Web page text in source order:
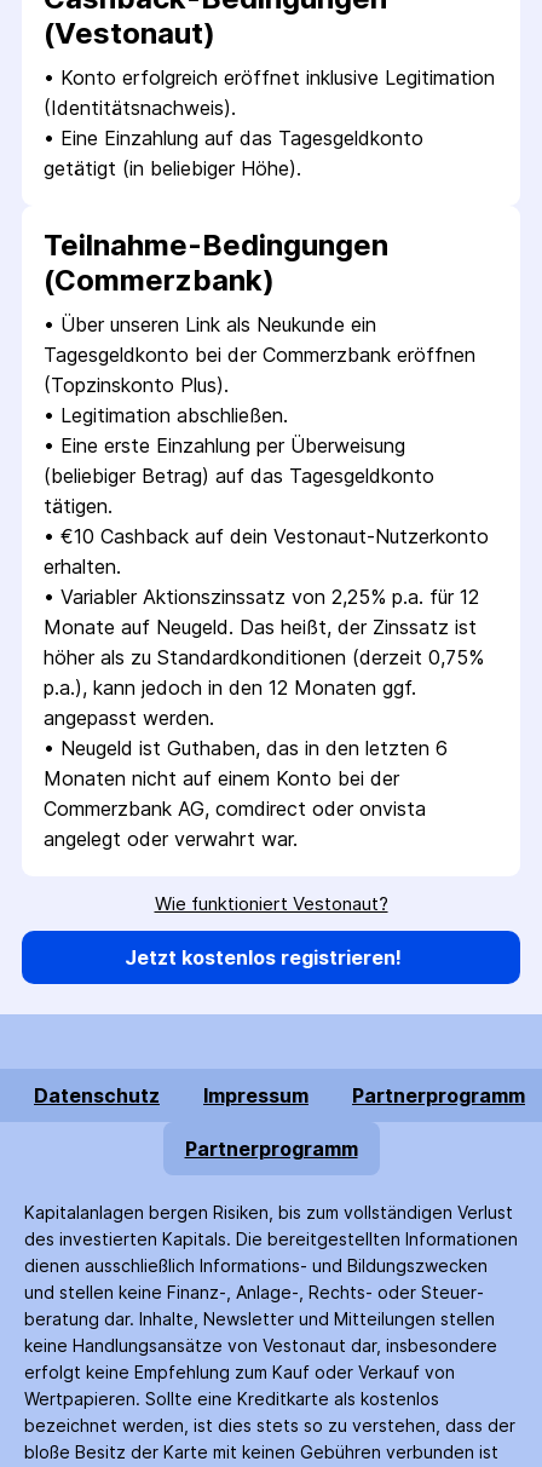
(Vestonaut)
• Konto erfolgreich eröffnet inklusive Legitimation
(Identitätsnachweis).
• Eine Einzahlung auf das Tagesgeldkonto
getätigt (in beliebiger Höhe).
Teilnahme-Bedingungen
(Commerzbank)
• Über unseren Link als Neukunde ein
Tagesgeldkonto bei der Commerzbank eröffnen
(Topzinskonto Plus).
• Legitimation abschließen.
• Eine erste Einzahlung per Überweisung
(beliebiger Betrag) auf das Tagesgeldkonto
tätigen.
• €10 Cashback auf dein Vestonaut-Nutzerkonto
erhalten.
• Variabler Aktionszinssatz von 2,25% p.a. für 12
Monate auf Neugeld. Das heißt, der Zinssatz ist
höher als zu Standardkonditionen (derzeit 0,75%
p.a.), kann jedoch in den 12 Monaten ggf.
angepasst werden.
• Neugeld ist Guthaben, das in den letzten 6
Monaten nicht auf einem Konto bei der
Commerzbank AG, comdirect oder onvista
angelegt oder verwahrt war.
Wie funktioniert Vestonaut?
Jetzt kostenlos registrieren!
Datenschutz Impressum Partnerprogramm
Partnerprogramm
Kapitalanlagen bergen Risiken, bis zum voll­ständigen Verlust
des investierten Kapitals. Die bereitgestellten Informationen
dienen ausschließlich Informations- und Bildungs­zwecken
und stellen keine Finanz-, Anlage-, Rechts- oder Steuer­
beratung dar. Inhalte, Newsletter und Mitteilungen stellen
keine Handlungs­ansätze von Vestonaut dar, insbesondere
erfolgt keine Empfehlung zum Kauf oder Verkauf von
Wertpapieren. Sollte eine Kreditkarte als kostenlos
bezeichnet werden, ist dies stets so zu verstehen, dass der
bloße Besitz der Karte mit keinen Gebühren verbunden ist